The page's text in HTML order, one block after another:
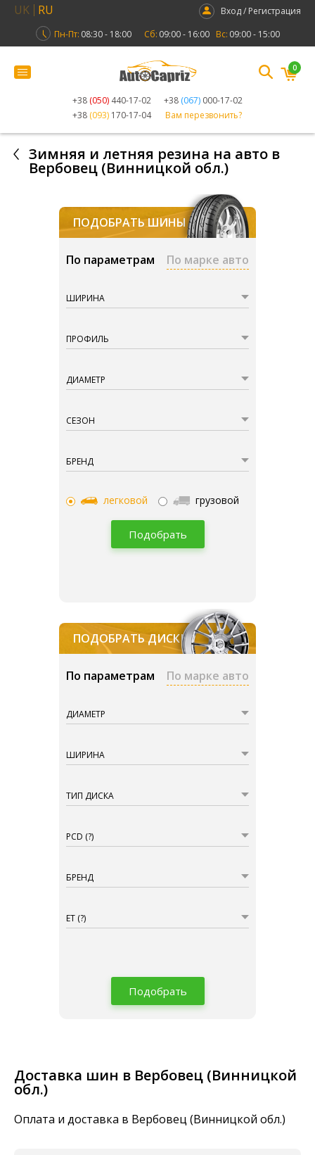
UK RU
Вход / Регистрация
Пн-Пт: 08:30 - 18:00 Сб: 09:00 - 16:00 Вс: 09:00 - 15:00
+38 (050) 440-17-02 +38 (067) 000-17-02
+38 (093) 170-17-04 Вам перезвонить?
0
Зимняя и летняя резина на авто в
Вербовец (Винницкой обл.)
ПОДОБРАТЬ ШИНЫ
По параметрам По марке авто
ШИРИНА
ПРОФИЛЬ
ДИАМЕТР
СЕЗОН
БРЕНД
легковой грузовой
Подобрать
ПОДОБРАТЬ ДИСКИ
По параметрам По марке авто
ДИАМЕТР
ШИРИНА
ТИП ДИСКА
PCD (?)
БРЕНД
ET (?)
Подобрать
Доставка шин в Вербовец (Винницкой
обл.)
Оплата и доставка в Вербовец (Винницкой обл.)